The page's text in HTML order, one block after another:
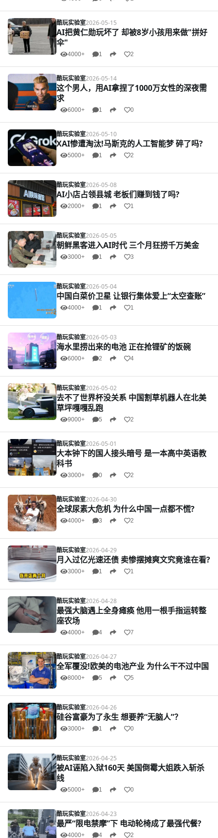
酷玩实验室2026-05-15
AI把黄仁勋玩坏了 却被8岁小孩用来做"拼好
伞"
4000+ 1 2
酷玩实验室2026-05-14
这个男人，用AI拿捏了1000万女性的深夜需
求
6000+ 1 0
酷玩实验室2026-05-10
XAI惨遭淘汰!马斯克的人工智能梦 碎了吗?
5000+ 1 2
酷玩实验室2026-05-08
AI小店占领县城 老板们赚到钱了吗?
2000+ 1 1
酷玩实验室2026-05-05
朝鲜黑客进入AI时代 三个月狂捞千万美金
3000+ 1 3
酷玩实验室2026-05-04
中国白菜价卫星 让银行集体爱上“太空查账”
4000+ 1 1
酷玩实验室2026-05-03
海水里捞出来的电池 正在抢锂矿的饭碗
6000+ 2 4
酷玩实验室2026-05-02
去不了世界杯没关系 中国割草机器人在北美
草坪嘎嘎乱跑
9000+ 5 2
酷玩实验室2026-05-01
大本钟下的国人接头暗号 是一本高中英语教
科书
3000+ 0 2
酷玩实验室2026-04-30
全球尿素大危机 为什么中国一点都不慌?
4000+ 3 2
酷玩实验室2026-04-29
月入过亿光速还债 卖惨摆摊爽文究竟谁在看?
3000+ 1 1
酷玩实验室2026-04-28
最强大脑遇上全身瘫痪 他用一根手指运转整
座农场
4000+ 4 7
酷玩实验室2026-04-27
全军覆没!欧美的电池产业 为什么干不过中国
8000+ 5 5
酷玩实验室2026-04-26
硅谷富豪为了永生 想要养“无脑人”？
3000+ 1 0
酷玩实验室2026-04-25
被AI诬陷入狱160天 美国倒霉大姐跌入斩杀
线
5000+ 1 0
酷玩实验室2026-04-23
最严“限电禁摩”下 电动轮椅成了最强代餐?
4000+ 4 2